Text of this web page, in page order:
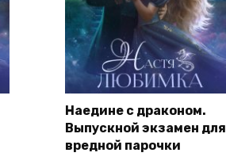
Наедине с драконом.
Выпускной экзамен для
вредной парочки